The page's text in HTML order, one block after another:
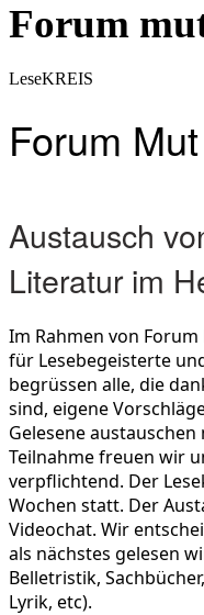
Forum
LeseKREIS
Forum
Austausch
Literatur im
Im Rahmen von
für Lesebegeisterte
begrüssen alle, die
sind, eigene
Gelesene
Teilnahme freuen wir
verpflichtend. Der
Wochen statt. Der
Videochat. Wir
als nächstes gelesen
Belletristik,
Lyrik, etc).